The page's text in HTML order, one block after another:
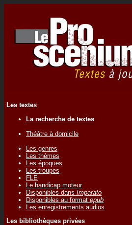
Les textes
La recherche de textes
Théâtre à domicile
Les genres
Les thèmes
Les époques
Les troupes
FLE
Le handicap moteur
Disponibles dans Imparato
Disponibles au format epub
Les enregistrements audios
Les bibliothèques privées